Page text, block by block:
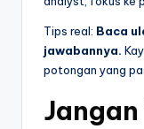
Tips real: Baca
jawabannya.
potongan yang